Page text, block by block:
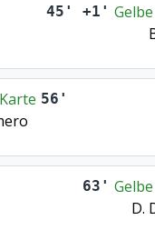
45' +1'
56'
63'
D.